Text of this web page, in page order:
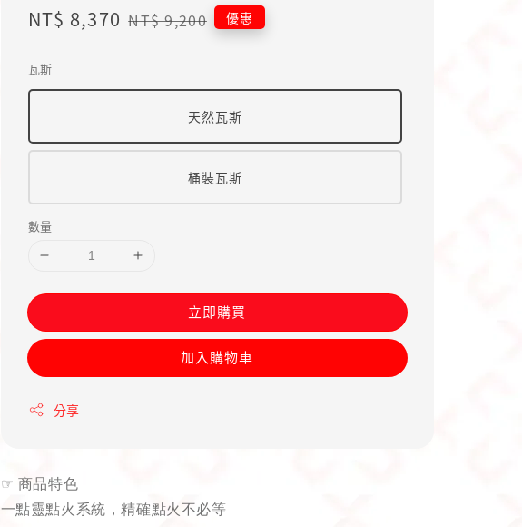
Sale
NT$ 8,370 Regular
NT$ 9,200 優惠
瓦斯
天然瓦斯
桶裝瓦斯
數量
立即購買
加入購物車
分享
☞ 商品特色
一點靈點火系統，精確點火不必等